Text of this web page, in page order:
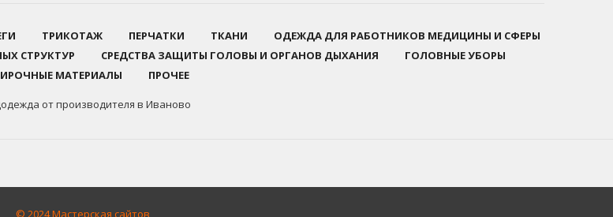
ТРИКОТАЖ ПЕРЧАТКИ ТКАНИ
ОДЕЖДА ДЛЯ РАБОТНИКОВ МЕДИЦИНЫ И СФЕРЫ
СТРУКТУР СРЕДСТВА ЗАЩИТЫ ГОЛОВЫ И ОРГАНОВ ДЫХАНИЯ
ГОЛОВНЫЕ УБОРЫ
МАТЕРИАЛЫ
ПРОЧЕЕ
от производителя в Иваново
© 2024 Мастерская сайтов